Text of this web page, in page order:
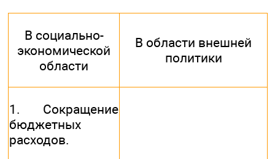
В социально-
экономической
области
В области внешней
политики
1. Сокращение
бюджетных
расходов.